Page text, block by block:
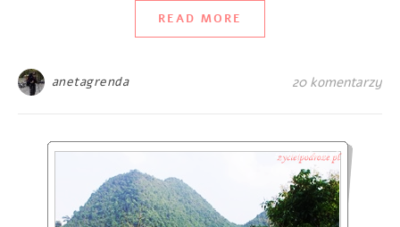
READ MORE
anetagrenda 20 komentarzy